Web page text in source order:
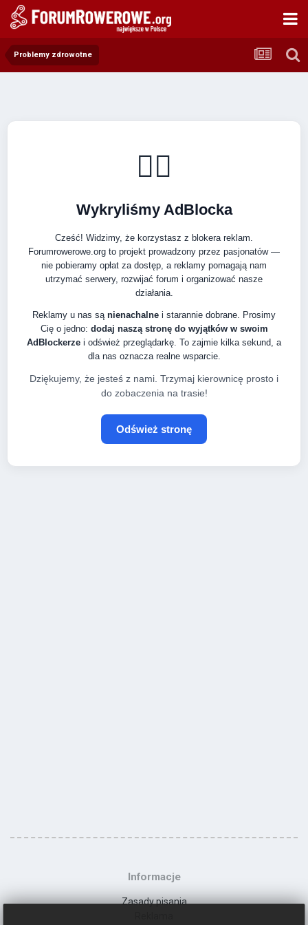
Problemy zdrowotne
🚴‍♂️
Wykryliśmy AdBlocka
Cześć! Widzimy, że korzystasz z blokera reklam.
Forumrowerowe.org to projekt prowadzony przez pasjonatów —
nie pobieramy opłat za dostęp, a reklamy pomagają nam
utrzymać serwery, rozwijać forum i organizować nasze
działania.
Reklamy u nas są nienachalne i starannie dobrane. Prosimy
Cię o jedno: dodaj naszą stronę do wyjątków w swoim
AdBlockerze i odśwież przeglądarkę. To zajmie kilka sekund, a
dla nas oznacza realne wsparcie.
Dziękujemy, że jesteś z nami. Trzymaj kierownicę prosto i
do zobaczenia na trasie!
Odśwież stronę
Informacje
Zasady pisania